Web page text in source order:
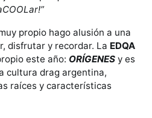
propio hago alusión a una
disfrutar y recordar. La EDQA
este año: ORÍGENES y es
cultura drag argentina,
raíces y características